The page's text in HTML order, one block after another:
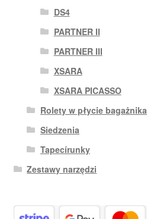
DS4
PARTNER II
PARTNER III
XSARA
XSARA PICASSO
Rolety w płycie bagażnika
Siedzenia
Tapecírunky
Zestawy narzędzi